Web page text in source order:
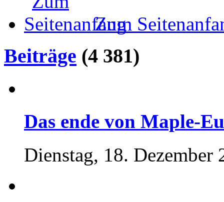
Zum
Beiträge (4 381)
Das ende von Maple-
Dienstag, 18. Dezember